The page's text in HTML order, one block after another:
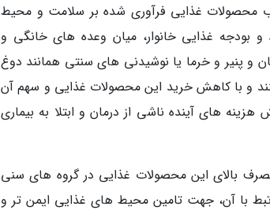
محصولات غذایی فرآوری شده بر سلامت و محیط
بودجه غذایی خانوار، میان وعده های خانگی و
و پنیر و خرما یا نوشیدنی های سنتی همانند دوغ
و با کاهش خرید این محصولات غذایی و سهم آن
های آینده ناشی از درمان و ابتلا به بیماری
بالای این محصولات غذایی در گروه های سنی
با آن، جهت تامین محیط های غذایی ایمن تر و